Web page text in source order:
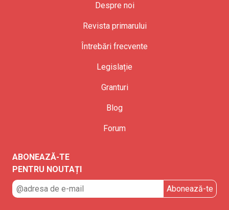
Despre noi
Revista primarului
Întrebări frecvente
Legislație
Granturi
Blog
Forum
ABONEAZĂ-TE
PENTRU NOUTAȚI